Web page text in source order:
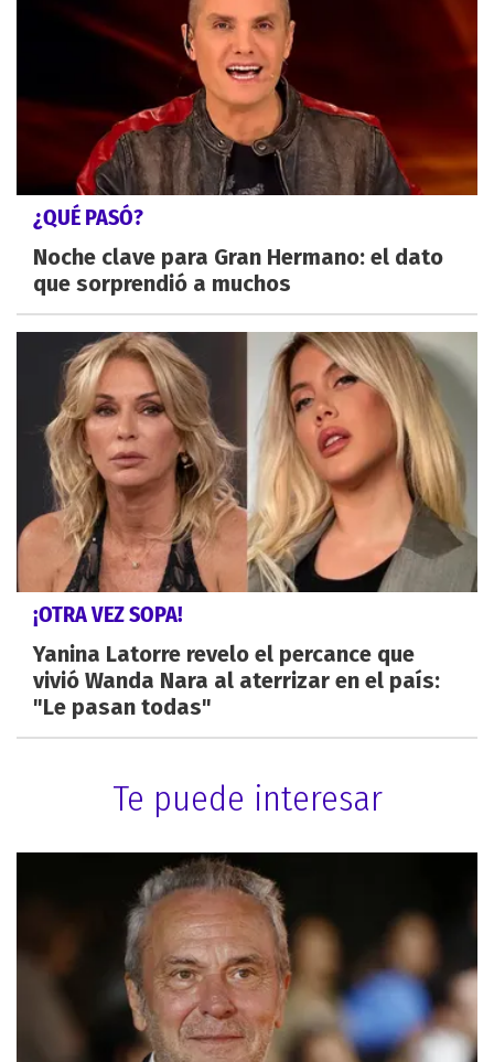
¿QUÉ PASÓ?
Noche clave para Gran Hermano: el dato
que sorprendió a muchos
¡OTRA VEZ SOPA!
Yanina Latorre revelo el percance que
vivió Wanda Nara al aterrizar en el país:
"Le pasan todas"
Te puede interesar